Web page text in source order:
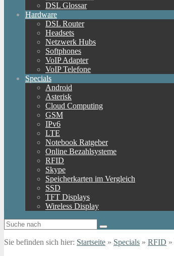
DSL Glossar
Hardware
DSL Router
Headsets
Netzwerk Hubs
Softphones
VoIP Adapter
VoIP Telefone
Specials
Android
Asterisk
Cloud Computing
GSM
IPv6
LTE
Notebook Ratgeber
Online Bezahlsysteme
RFID
Skype
Speicherkarten im Vergleich
SSD
TFT Displays
Wireless Display
Sie befinden sich hier: Startseite » Specials » RFID »